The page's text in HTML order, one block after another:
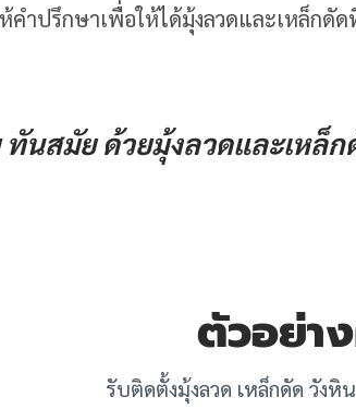
คำปรึกษาเพื่อให้ได้มุ้งลวดและเหล็กดัด
นสมัย ด้วยมุ้งลวดและเหล็ก
ตัวอย่า
รับติดตั้งมุ้งลวด เหล็กดัด วัง